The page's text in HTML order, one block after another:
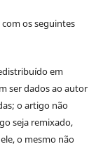
os seguintes
em
ser dados ao autor
o artigo não
seja remixado,
o mesmo não